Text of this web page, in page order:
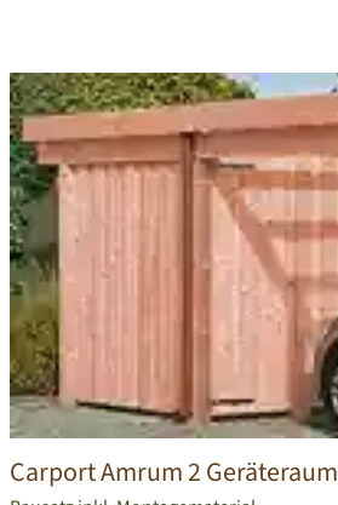
Carport Amrum 2 Geräteraum